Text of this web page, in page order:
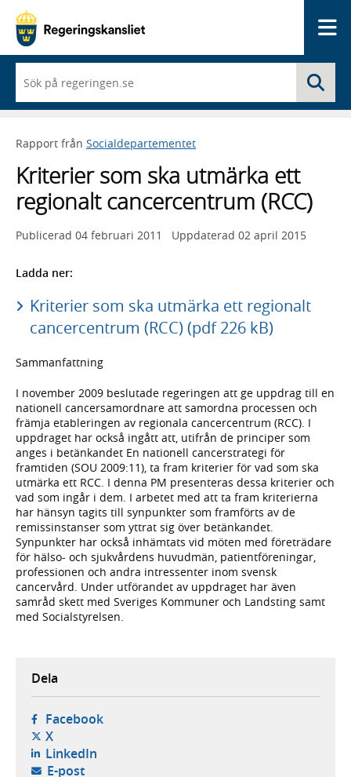
du
börjar
skriva
framträder
lista
med
sökförslag
Rapport från Socialdepartementet
Kriterier som ska utmärka ett
regionalt cancercentrum (RCC)
Publicerad 04 februari 2011 Uppdaterad 02 april 2015
Ladda ner:
Kriterier som ska utmärka ett regionalt
cancercentrum (RCC) (pdf 226 kB)
Sammanfattning
I november 2009 beslutade regeringen att ge uppdrag till en
nationell cancersamordnare att samordna processen och
främja etableringen av regionala cancercentrum (RCC). I
uppdraget har också ingått att, utifrån de principer som
anges i betänkandet En nationell cancerstrategi för
framtiden (SOU 2009:11), ta fram kriterier för vad som ska
utmärka ett RCC. I denna PM presenteras dessa kriterier och
vad som ingår i dem. I arbetet med att ta fram kriterierna
har hänsyn tagits till synpunkter som framförts av de
remissinstanser som yttrat sig över betänkandet.
Synpunkter har också inhämtats vid möten med företrädare
för hälso- och sjukvårdens huvudmän, patientföreningar,
professionen och andra intressenter inom svensk
cancervård. Under utförandet av uppdraget har även
samråd skett med Sveriges Kommuner och Landsting samt
med Socialstyrelsen.
Dela
Facebook- öppnas i ny flik, extern webbplats,
X- öppnas i ny flik, extern webbplats,
LinkedIn- öppnas i ny flik, extern webbplats,
E-post- öppnar din e-postklient,